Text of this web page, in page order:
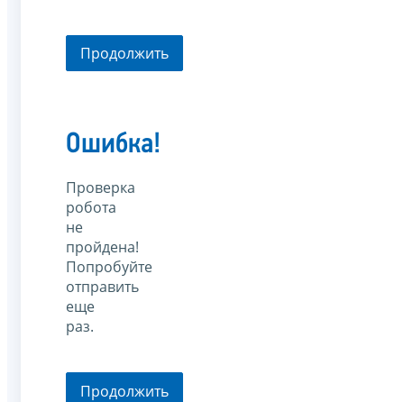
Продолжить
Ошибка!
Проверка
робота
не
пройдена!
Попробуйте
отправить
еще
раз.
Продолжить